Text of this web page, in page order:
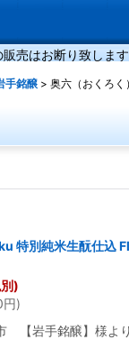
売はお断り致します
手銘醸 > 奥六（おくろく）
特別純米生酛仕
)
円)
【岩手銘醸】様よ